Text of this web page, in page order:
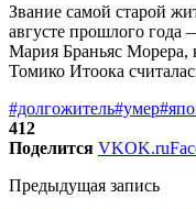
Звание самой старой
августе прошлого года
Мария Браньяс Морера,
Томико Итоока
#долгожитель#умер
412
Поделится VKOK.ru
Предыдущая запись